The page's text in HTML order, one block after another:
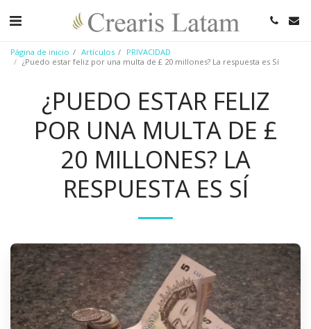
Página de inicio Artículos
PRIVACIDAD
¿Puedo estar feliz por una multa de £ 20 millones? La respuesta es Sí
¿PUEDO ESTAR FELIZ
POR UNA MULTA DE £
20 MILLONES? LA
RESPUESTA ES SÍ